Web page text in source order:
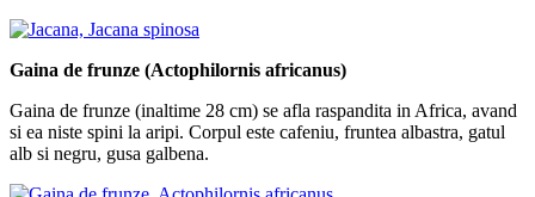
Gaina de frunze (Actophilornis africanus)
Gaina de frunze (inaltime 28 cm) se afla raspandita in Africa, avand
si ea niste spini la aripi. Corpul este cafeniu, fruntea albastra, gatul
alb si negru, gusa galbena.